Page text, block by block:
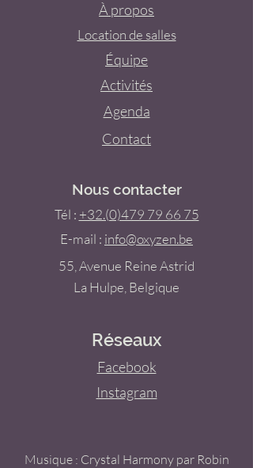
À propos
Location de salles
Équipe
Activités
Agenda
Contact
Nous contacter
Tél : +32.(0)479 79 66 75
E-mail : info@oxyzen.be
55, Avenue Reine Astrid
La Hulpe, Belgique
Réseaux
Facebook
Instagram
Musique : Crystal Harmony par Robin